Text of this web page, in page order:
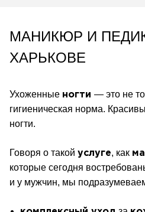
МАНИКЮР И
ХАРЬКОВЕ
Ухоженные ногти — это не
гигиеническая норма.
ногти.
Говоря о такой услуге, как
которые сегодня
и у мужчин, мы